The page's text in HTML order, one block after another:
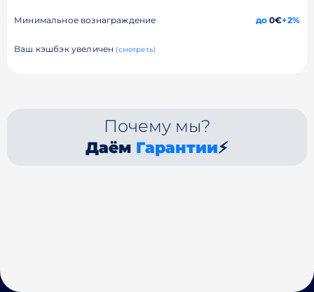
Минимальное вознаграждение до0€+2%
Ваш кэшбэк увеличен (смотреть)
Почему мы?
Даём Гарантии⚡